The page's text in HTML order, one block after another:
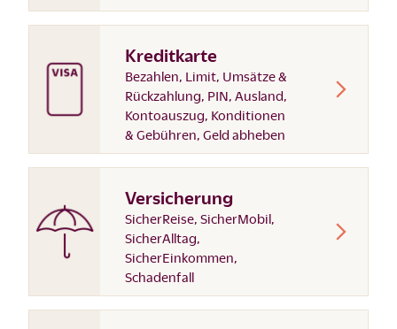
Kreditkarte
Bezahlen, Limit, Umsätze &
Rückzahlung, PIN, Ausland,
Kontoauszug, Konditionen
& Gebühren, Geld abheben
Versicherung
SicherReise, SicherMobil,
SicherAlltag,
SicherEinkommen,
Schadenfall